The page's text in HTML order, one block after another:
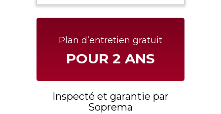
Plan d’entretien gratuit
POUR 2 ANS
Inspecté et garantie par
Soprema